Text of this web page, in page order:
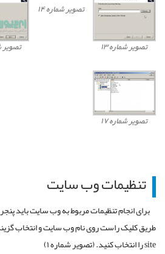
تصویر شماره ۱۳
تصویر شماره ۱۴
تصویر
تصویر شماره ۱۷
تنظیمات وب سایت
برای انجام تنظیمات مربوط به وب سایت باید
site را انتخاب کنید. (تصویر شماره ۱)